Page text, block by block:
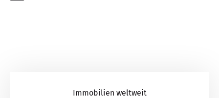
Immobilien weltweit